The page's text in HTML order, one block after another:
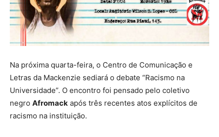
Na próxima quarta-feira, o Centro de Comunicação e
Letras da Mackenzie sediará o debate “Racismo na
Universidade”. O encontro foi pensado pelo coletivo
negro Afromack após três recentes atos explícitos de
racismo na instituição.